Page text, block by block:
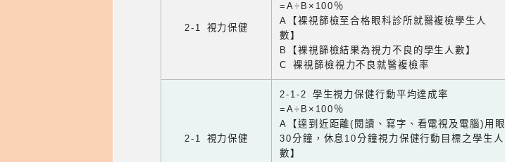
2-1 視力保健
=A÷B×100％
A【裸視篩檢至合格眼科診所就醫複檢學生人
數】
B【裸視篩檢結果為視力不良的學生人數】
C 裸視篩檢視力不良就醫複檢率
2-1 視力保健
2-1-2 學生視力保健行動平均達成率
=A÷B×100％
A【達到近距離(閱讀、寫字、看電視及電腦)用眼
30分鐘，休息10分鐘視力保健行動目標之學生人
數】